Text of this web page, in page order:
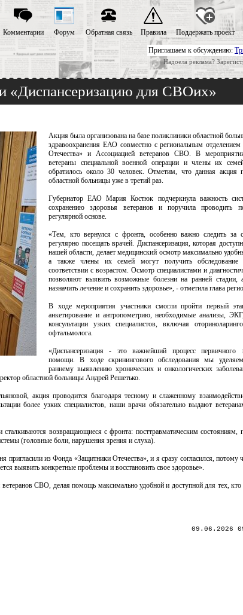
Приглашаем к обсуждению:
Надоела реклама?
Комментарии Форум Обратная связь Правила Поддержать проект
«Диспансеризацию для СВОих»
Акция была организована на базе поликлиники областной
здравоохранения ЕАО совместно с региональным
Отечества» и Ассоциацией ветеранов СВО. В
ветераны специальной военной операции и члены их
обратилось около 30 человек. Отметим, что данная акция
областной больницы уже в третий раз.
Губернатор ЕАО Мария Костюк подчеркнула важность
сохранению здоровья ветеранов и поручила проводить
регулярной основе.
«Тем, кто вернулся с фронта, особенно важно следить за
регулярно посещать врачей. Диспансеризация, которая
нашей области, делает медицинский осмотр максимально
а также члены их семей могут получить обследование
соответствии с возрастом. Осмотр специалистами и
позволяют выявить возможные болезни на ранней стадии,
назначить лечение и сохранить здоровье», - отметила глава
В ходе мероприятия участники смогли пройти первый
анкетирование и антропометрию, необходимые анализы,
консультации узких специалистов, включая
офтальмолога.
«Диспансеризация - это важнейший процесс первичного
помощи. В ходе скринингового обследования мы
раннему выявлению хронических и онкологических
областной больницы Андрей Решетько.
акция проводится благодаря тесному и слаженному
более узких специалистов, наши врачи обязательно выдают
возвращающиеся с фронта: посттравматическим состояниям,
(головные боли, нарушения зрения и слуха).
из Фонда «Защитники Отечества», и я сразу согласился, потому
выявить конкретные проблемы и восстановить свое здоровье».
СВО, делая помощь максимально удобной и доступной для тех,
09.06.2026